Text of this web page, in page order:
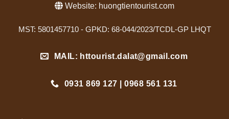
Website: huongtientourist.com
MST: 5801457710 - GPKD: 68-044/2023/TCDL-GP LHQT
MAIL: httourist.dalat@gmail.com
0931 869 127 | 0968 561 131